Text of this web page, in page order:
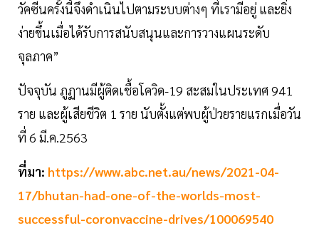
วัคซีนครั้งนี้จึงดำเนินไปตามระบบต่างๆ ที่เรามีอยู่ และยิ่ง
ง่ายขึ้นเมื่อได้รับการสนับสนุนและการวางแผนระดับ
จุลภาค”
ปัจจุบัน ภูฏานมีผู้ติดเชื้อโควิด-19 สะสมในประเทศ 941
ราย และผู้เสียชีวิต 1 ราย นับตั้งแต่พบผู้ป่วยรายแรกเมื่อวัน
ที่ 6 มี.ค.2563
ที่มา: https://www.abc.net.au/news/2021-04-
17/bhutan-had-one-of-the-worlds-most-
successful-coronvaccine-drives/100069540